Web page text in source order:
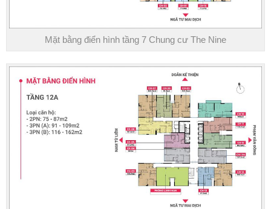
Mặt bằng điển hình tầng 7 Chung cư The Nine